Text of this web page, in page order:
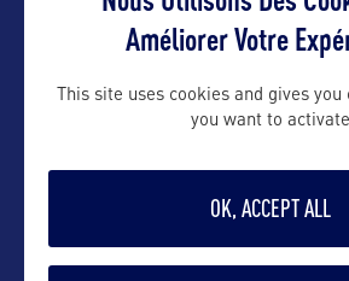
Suivre
Améliorer Votre
This site uses cookies and gives
you want to activate
OK, ACCEPT ALL